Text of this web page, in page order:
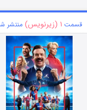
قسمت ۱ (زیرنویس) منتشر